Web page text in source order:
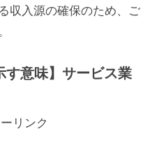
収入源の確保のため、ご
す意味】サービス業
リンク